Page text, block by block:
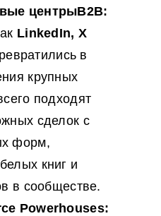
центрыB2B:
LinkedIn, X
в
крупных
подходят
сделок с
форм,
книг и
в сообществе.
Powerhouses: